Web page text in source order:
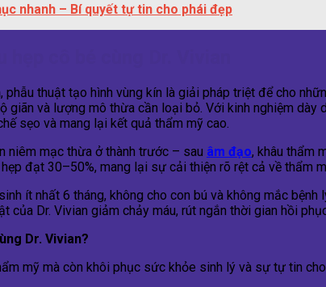
nhanh – Bí quyết tự tin cho phái đẹp
, phẫu thuật tạo hình vùng kín là giải pháp triệt để cho
và lượng mô thừa cần loại bỏ. Với kinh nghiệm dày
sẹo và mang lại kết quả thẩm mỹ cao.
niêm mạc thừa ở thành trước – sau âm đạo, khâu thẩm
đạt 30–50%, mang lại sự cải thiện rõ rệt cả về thẩm
ít nhất 6 tháng, không cho con bú và không mắc
của Dr. Vivian giảm chảy máu, rút ngắn thời gian hồi
Dr. Vivian?
mỹ mà còn khôi phục sức khỏe sinh lý và sự tự tin